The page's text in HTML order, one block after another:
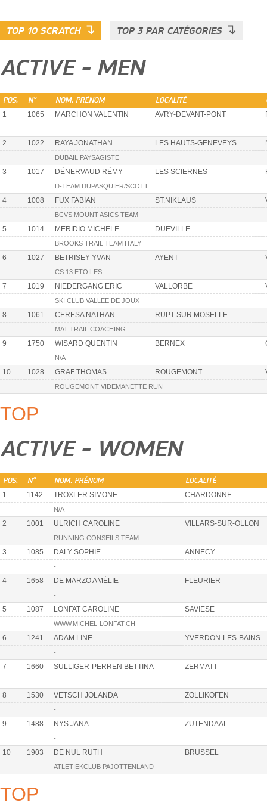
TOP 10 SCRATCH ↴ TOP 3 PAR CATÉGORIES ↴
ACTIVE - MEN
POS. N° NOM, PRÉNOM LOCALITÉ
1 1065 MARCHON VALENTIN AVRY-DEVANT-PONT
-
2 1022 RAYA JONATHAN LES HAUTS-GENEVEYS
DUBAIL PAYSAGISTE
3 1017 DÉNERVAUD RÉMY LES SCIERNES
D-TEAM DUPASQUIER/SCOTT
4 1008 FUX FABIAN ST.NIKLAUS
BCVS MOUNT ASICS TEAM
5 1014 MERIDIO MICHELE DUEVILLE
BROOKS TRAIL TEAM ITALY
6 1027 BETRISEY YVAN AYENT
CS 13 ETOILES
7 1019 NIEDERGANG ERIC VALLORBE
SKI CLUB VALLEE DE JOUX
8 1061 CERESA NATHAN RUPT SUR MOSELLE
MAT TRAIL COACHING
9 1750 WISARD QUENTIN BERNEX
N/A
10 1028 GRAF THOMAS ROUGEMONT
ROUGEMONT VIDEMANETTE RUN
TOP
ACTIVE - WOMEN
POS. N° NOM, PRÉNOM LOCALITÉ
1 1142 TROXLER SIMONE CHARDONNE
N/A
2 1001 ULRICH CAROLINE VILLARS-SUR-OLLON
RUNNING CONSEILS TEAM
3 1085 DALY SOPHIE ANNECY
-
4 1658 DE MARZO AMÉLIE FLEURIER
-
5 1087 LONFAT CAROLINE SAVIESE
WWW.MICHEL-LONFAT.CH
6 1241 ADAM LINE YVERDON-LES-BAINS
-
7 1660 SULLIGER-PERREN BETTINA ZERMATT
-
8 1530 VETSCH JOLANDA ZOLLIKOFEN
-
9 1488 NYS JANA ZUTENDAAL
-
10 1903 DE NUL RUTH BRUSSEL
ATLETIEKCLUB PAJOTTENLAND
TOP